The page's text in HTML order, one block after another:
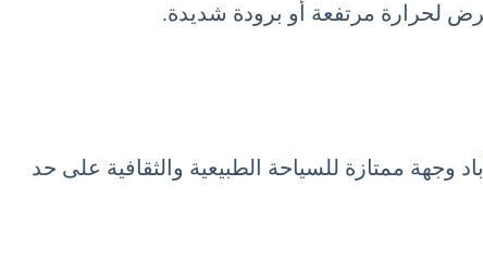
لحرارة مرتفعة أو برودة شديدة.
وجهة ممتازة للسياحة الطبيعية والثقافية على حد